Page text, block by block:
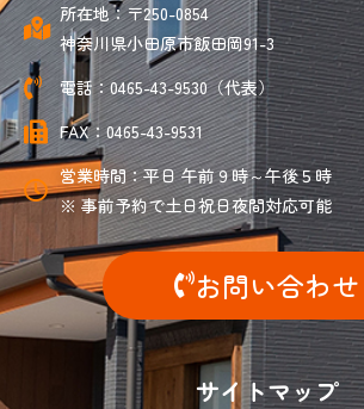
所在地：〒250-0854
神奈川県小田原市飯田岡91-3
電話：0465-43-9530（代表）
FAX：0465-43-9531
営業時間：平日 午前９時～午後５時
※ 事前予約で土日祝日夜間対応可能
お問い合わせ
サイトマップ